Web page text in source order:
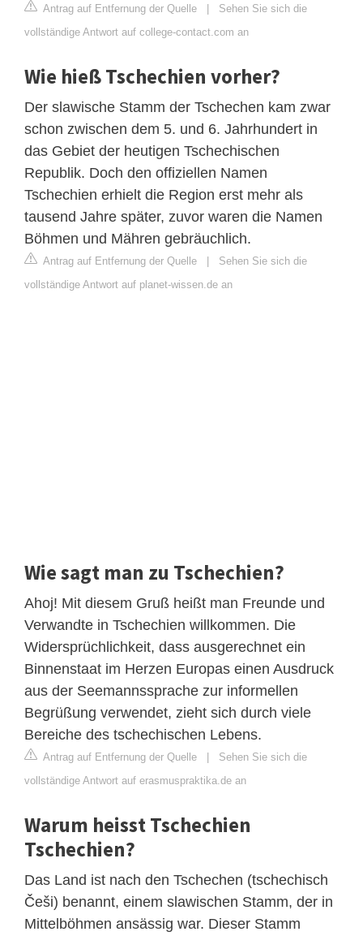
Antrag auf Entfernung der Quelle | Sehen Sie sich die
vollständige Antwort auf college-contact.com an
Wie hieß Tschechien vorher?
Der slawische Stamm der Tschechen kam zwar
schon zwischen dem 5. und 6. Jahrhundert in
das Gebiet der heutigen Tschechischen
Republik. Doch den offiziellen Namen
Tschechien erhielt die Region erst mehr als
tausend Jahre später, zuvor waren die Namen
Böhmen und Mähren gebräuchlich.
Antrag auf Entfernung der Quelle | Sehen Sie sich die
vollständige Antwort auf planet-wissen.de an
Wie sagt man zu Tschechien?
Ahoj! Mit diesem Gruß heißt man Freunde und
Verwandte in Tschechien willkommen. Die
Widersprüchlichkeit, dass ausgerechnet ein
Binnenstaat im Herzen Europas einen Ausdruck
aus der Seemannssprache zur informellen
Begrüßung verwendet, zieht sich durch viele
Bereiche des tschechischen Lebens.
Antrag auf Entfernung der Quelle | Sehen Sie sich die
vollständige Antwort auf erasmuspraktika.de an
Warum heisst Tschechien
Tschechien?
Das Land ist nach den Tschechen (tschechisch
Češi) benannt, einem slawischen Stamm, der in
Mittelböhmen ansässig war. Dieser Stamm